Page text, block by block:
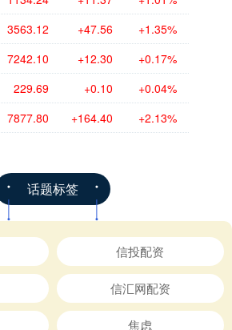
3563.12 +47.56 +1.35%
7242.10 +12.30 +0.17%
229.69 +0.10 +0.04%
7877.80 +164.40 +2.13%
话题标签
信投配资
信汇网配资
焦虑